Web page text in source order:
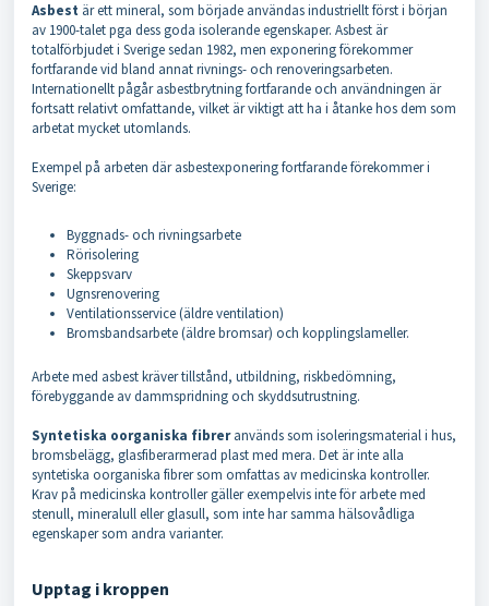
Asbest är ett mineral, som började användas industriellt först i början
av 1900-talet pga dess goda isolerande egenskaper. Asbest är
totalförbjudet i Sverige sedan 1982, men exponering förekommer
fortfarande vid bland annat rivnings- och renoveringsarbeten.
Internationellt pågår asbestbrytning fortfarande och användningen är
fortsatt relativt omfattande, vilket är viktigt att ha i åtanke hos dem som
arbetat mycket utomlands.
Exempel på arbeten där asbestexponering fortfarande förekommer i
Sverige:
Byggnads- och rivningsarbete
Rörisolering
Skeppsvarv
Ugnsrenovering
Ventilationsservice (äldre ventilation)
Bromsbandsarbete (äldre bromsar) och kopplingslameller.
Arbete med asbest kräver tillstånd, utbildning, riskbedömning,
förebyggande av dammspridning och skyddsutrustning.
Syntetiska oorganiska fibreranvänds som isoleringsmaterial i hus,
bromsbelägg, glasfiberarmerad plast med mera. Det är inte alla
syntetiska oorganiska fibrer som omfattas av medicinska kontroller.
Krav på medicinska kontroller gäller exempelvis inte för arbete med
stenull, mineralull eller glasull, som inte har samma hälsovådliga
egenskaper som andra varianter.
Upptag i kroppen